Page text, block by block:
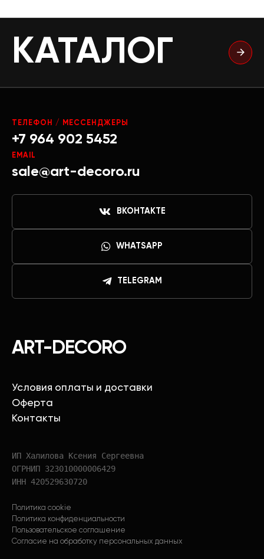
КАТАЛОГ
ART-DECORO
Условия оплаты и доставки
Оферта
Контакты
ИП Халилова Ксения Сергеевна
ОГРНИП 323010000006429
ИНН 420529630720
Политика cookie
Политика конфиденциальности
Пользовательское соглашение
Согласие на обработку персональных данных
ТЕЛЕФОН / МЕССЕНДЖЕРЫ
+7 964 902 5452
EMAIL
sale@art-decoro.ru
ВКОНТАКТЕ
WHATSAPP
TELEGRAM